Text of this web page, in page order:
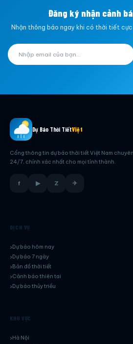
Đăng ký nhận cảnh
Nhận thông báo ngay khi có thời tiết
Dự Báo Thời TiếtViệt
Cổng thông tin dự báo thời tiết Việt Nam
24/7, chính xác nhất cho mọi tỉnh thành.
f ▶ Z ✈
DỊCH VỤ
Dự báo hôm nay
Dự báo 7 ngày
Bản đồ thời tiết
Cảnh báo thiên tai
Dự báo thủy triều
KHU VỰC
Hà Nội